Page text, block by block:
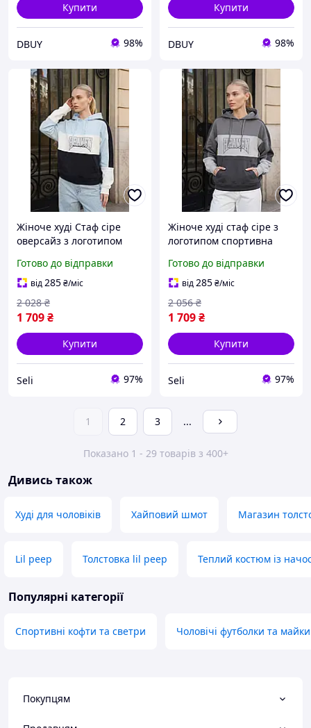
Купити
DBUY 98%
Купити
DBUY 98%
Жіноче худі Стаф сіре
оверсайз з логотипом
oversize Seli
Готово до відправки
від285₴/міс
1 709₴
2 028 ₴
Купити
Seli 97%
Жіноче худі стаф сіре з
логотипом спортивна
logo mix3 oversize Seli
Готово до відправки
від285₴/міс
1 709₴
2 056 ₴
Купити
Seli 97%
1 2 3 ...
Показано 1 - 29 товарів з 400+
Дивись також
Худі для чоловіків Хайповий шмот Магазин
Lil peep Толстовка lil peep Теплий костюм із
Популярні категорії
Спортивні кофти та светри Чоловічі футболки та майки
Покупцям